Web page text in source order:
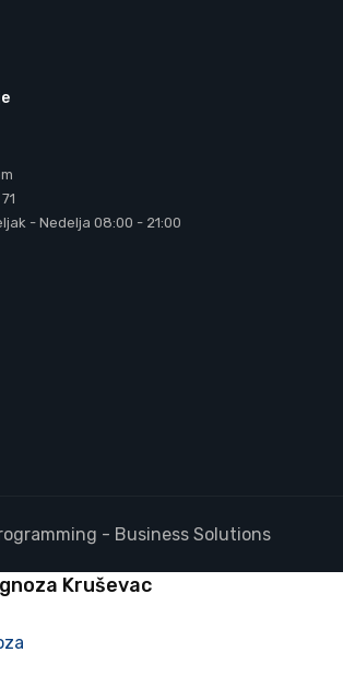
- Nedelja 08:00 - 21:00
- Business Solutions
Kruševac